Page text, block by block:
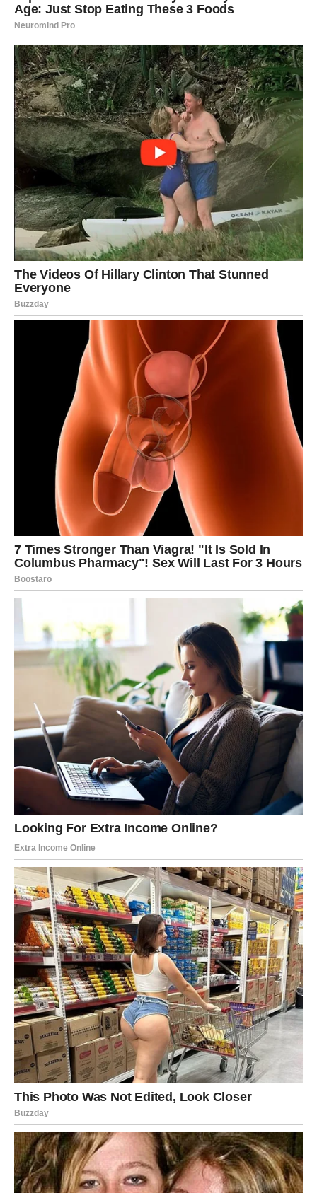
Vrijeme radi u vašu korist
Pred vama su lijepi trenuci.
BLIZANCI
Pred vama su važne vijesti i neočekivani razgovori.
Jedna informacija mogla bi promijeniti vaše planove za
naredne mjesece.
Poruka sudbine
Ne ignorišite znakove koji se ponavljaju.
Sudbina vam šalje odgovor
Pred vama su zanimljivi trenuci.
Ljubav dolazi u prvi plan.
Do kraja juna mogli biste upoznati osobu koja ostavlja
snažan utisak ili produbiti postojeći odnos.
Poruka sudbine
Otvorite srce bez straha.
Emocije vam donose sreću
Pred vama su posebni trenuci.
LAV
Pred vama je period uspjeha i priznanja.
Indijska astrologija pokazuje da ulazite u fazu u kojoj vaš
trud konačno dobija zasluženu nagradu.
Poruka sudbine
Prihvatite uspjeh koji dolazi.
Zvijezde vam otvaraju važna vrata
Pred vama su veoma pozitivni dani.
DJEVICA
Jedan teret koji nosite već dugo polako nestaje.